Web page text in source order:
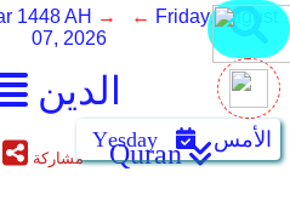
الدين
1448 AH → ← Friday, August
07, 2026
Yẹsday الأمس
مشاركة Quran